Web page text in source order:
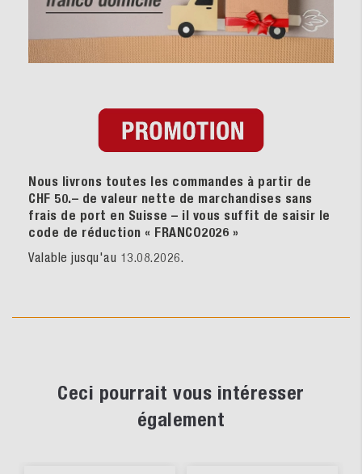
Nous livrons toutes les commandes à partir de
CHF 50.– de valeur nette de marchandises sans
frais de port en Suisse – il vous suffit de saisir le
code de réduction « FRANCO2026 »
Valable jusqu'au 13.08.2026.
Ceci pourrait vous intéresser
également